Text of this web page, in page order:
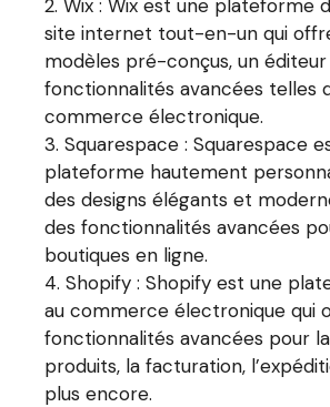
Wix : Wix est une plateforme
site internet tout-en-un qui
modèles pré-conçus, un
fonctionnalités avancées telles
commerce électronique.
Squarespace : Squarespace
plateforme hautement
des designs élégants et
des fonctionnalités avancées
boutiques en ligne.
Shopify : Shopify est une
au commerce électronique qui
fonctionnalités avancées pour
produits, la facturation,
plus encore.